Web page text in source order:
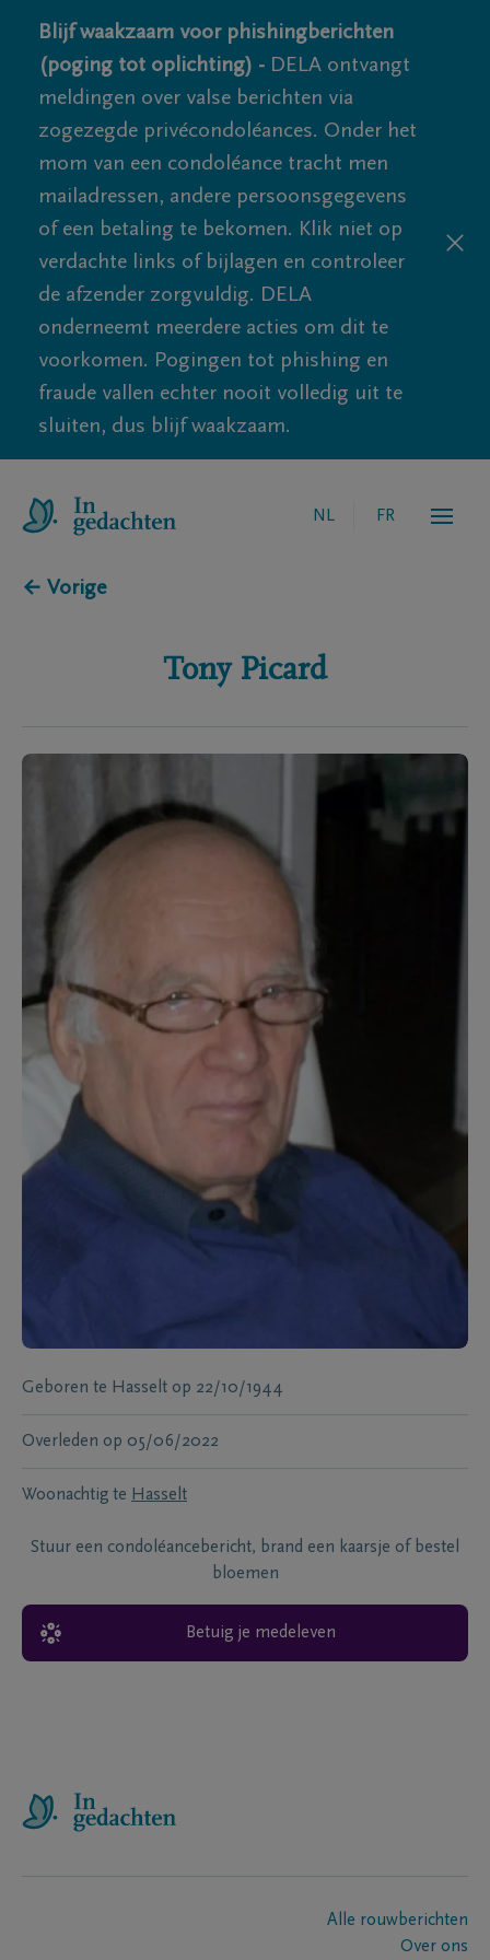
Blijf waakzaam voor phishingberichten
(poging tot oplichting) - DELA ontvangt
meldingen over valse berichten via
zogezegde privécondoléances. Onder het
mom van een condoléance tracht men
mailadressen, andere persoonsgegevens
of een betaling te bekomen. Klik niet op
verdachte links of bijlagen en controleer
de afzender zorgvuldig. DELA
onderneemt meerdere acties om dit te
voorkomen. Pogingen tot phishing en
fraude vallen echter nooit volledig uit te
sluiten, dus blijf waakzaam.
NL FR
← Vorige
Tony Picard
Geboren te Hasselt op 22/10/1944
Overleden op 05/06/2022
Woonachtig te Hasselt
Stuur een condoléancebericht, brand een kaarsje of bestel
bloemen
Betuig je medeleven
Alle rouwberichten
Over ons